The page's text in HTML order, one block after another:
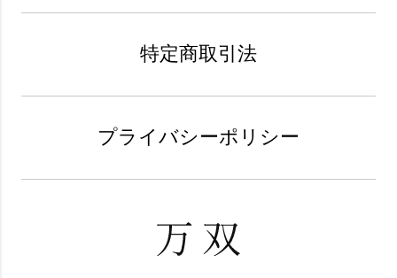
特定商取引法
プライバシーポリシー